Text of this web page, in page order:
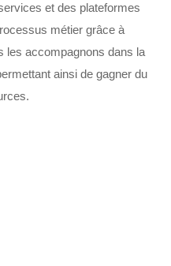
et des plateformes
métier grâce à
les accompagnons dans la
ainsi de gagner du